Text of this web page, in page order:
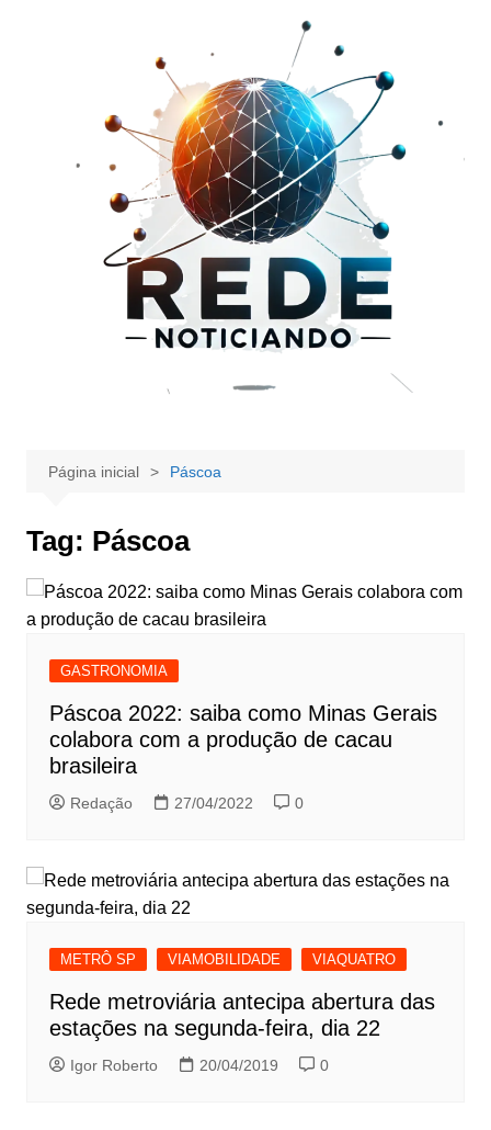
Página inicial Páscoa
Tag: Páscoa
GASTRONOMIA
Páscoa 2022: saiba como Minas Gerais
colabora com a produção de cacau
brasileira
Redação 27/04/2022 0
METRÔ SP VIAMOBILIDADE VIAQUATRO
Rede metroviária antecipa abertura das
estações na segunda-feira, dia 22
Igor Roberto 20/04/2019 0